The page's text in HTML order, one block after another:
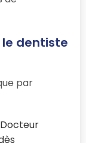
dentiste
par